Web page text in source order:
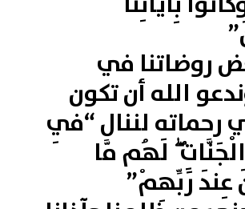
روضاتنا في
الله أن تكون
رحماته لننال “فِي
لَهُم مَّا
عِندَ رَبِّهِمْ”